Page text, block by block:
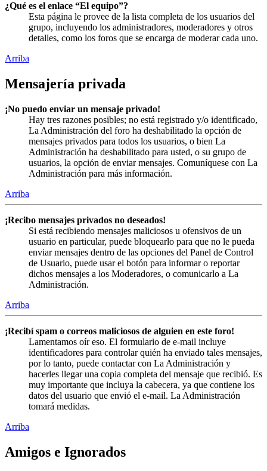
¿Qué es el enlace “El equipo”?
Esta página le provee de la lista completa de los usuarios del
grupo, incluyendo los administradores, moderadores y otros
detalles, como los foros que se encarga de moderar cada uno.
Arriba
Mensajería privada
¡No puedo enviar un mensaje privado!
Hay tres razones posibles; no está registrado y/o identificado,
La Administración del foro ha deshabilitado la opción de
mensajes privados para todos los usuarios, o bien La
Administración ha deshabilitado para usted, o su grupo de
usuarios, la opción de enviar mensajes. Comuníquese con La
Administración para más información.
Arriba
¡Recibo mensajes privados no deseados!
Si está recibiendo mensajes maliciosos u ofensivos de un
usuario en particular, puede bloquearlo para que no le pueda
enviar mensajes dentro de las opciones del Panel de Control
de Usuario, puede usar el botón para informar o reportar
dichos mensajes a los Moderadores, o comunicarlo a La
Administración.
Arriba
¡Recibí spam o correos maliciosos de alguien en este foro!
Lamentamos oír eso. El formulario de e-mail incluye
identificadores para controlar quién ha enviado tales mensajes,
por lo tanto, puede contactar con La Administración y
hacerles llegar una copia completa del mensaje que recibió. Es
muy importante que incluya la cabecera, ya que contiene los
datos del usuario que envió el e-mail. La Administración
tomará medidas.
Arriba
Amigos e Ignorados